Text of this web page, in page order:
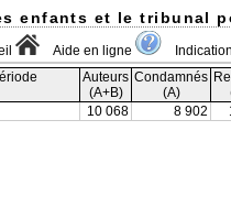
enfants et le tribunal
Aide en ligne
Auteurs
(A+B)
Condamnés
(A)
10 068 8 902